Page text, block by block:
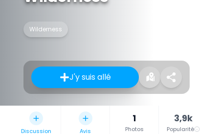
Wilderness
J'y suis allé
Discussion Avis
1
Photos
3,9k
Popularité